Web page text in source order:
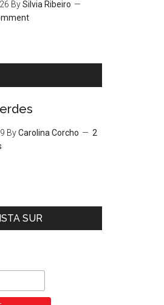
BySilvia Ribeiro
ByCarolina Corcho
2
SUR